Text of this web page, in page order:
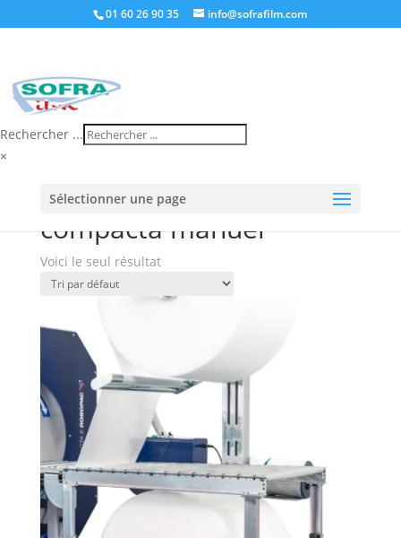
01 60 26 90 35 info@sofrafilm.com
Rechercher ...
×
Sélectionner une page
manuel”
compacta manuel
Voici le seul résultat